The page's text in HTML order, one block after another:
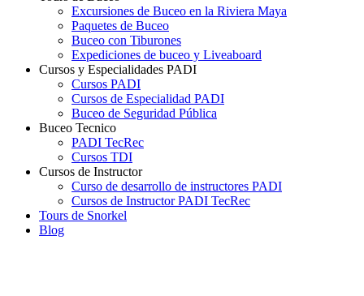
Excursiones de Buceo en la Riviera Maya
Paquetes de Buceo
Buceo con Tiburones
Expediciones de buceo y Liveaboard
Cursos y Especialidades PADI
Cursos PADI
Cursos de Especialidad PADI
Buceo de Seguridad Pública
Buceo Tecnico
PADI TecRec
Cursos TDI
Cursos de Instructor
Curso de desarrollo de instructores PADI
Cursos de Instructor PADI TecRec
Tours de Snorkel
Blog